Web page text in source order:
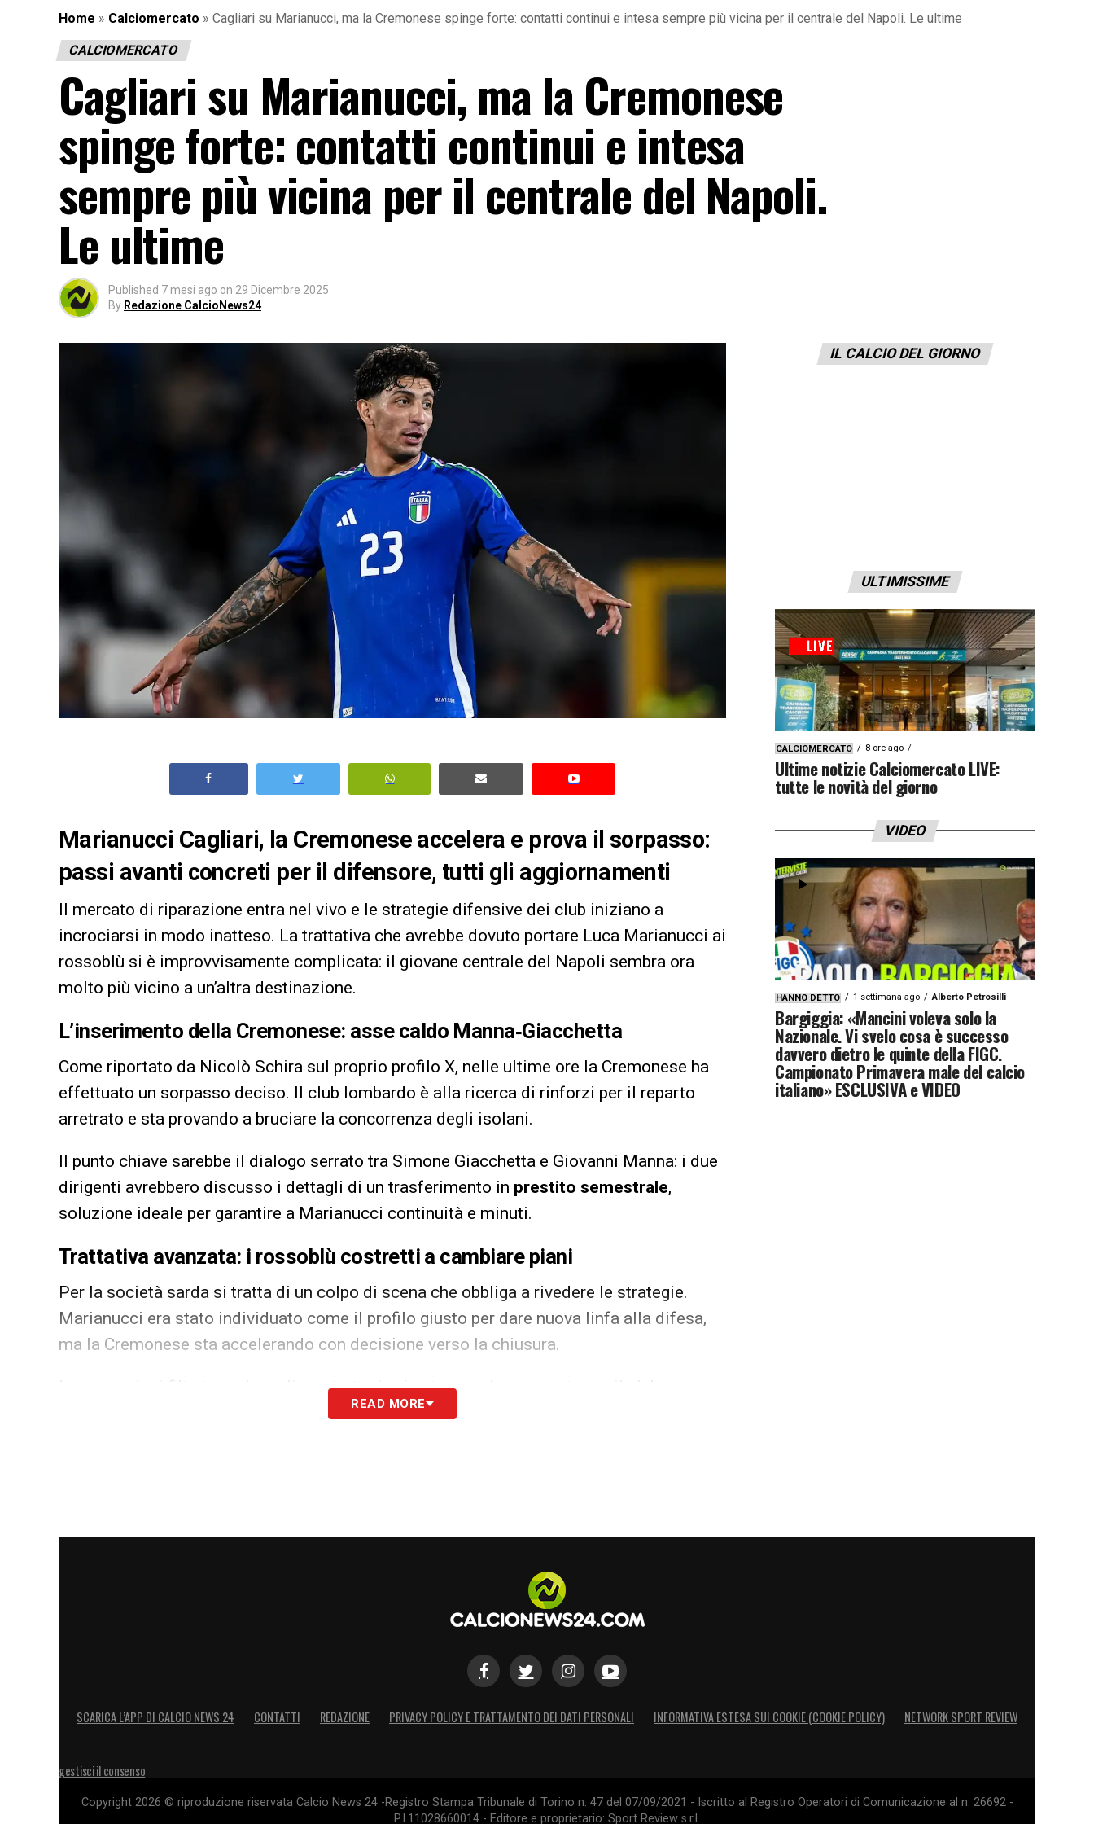
Home » Calciomercato » Cagliari su Marianucci, ma la Cremonese spinge forte: contatti continui e intesa sempre più vicina per il centrale del Napoli. Le ultime
CALCIOMERCATO
Cagliari su Marianucci, ma la Cremonese
spinge forte: contatti continui e intesa
sempre più vicina per il centrale del Napoli.
Le ultime
Published 7 mesi ago on 29 Dicembre 2025
By Redazione CalcioNews24
Marianucci Cagliari, la Cremonese accelera e prova il sorpasso:
passi avanti concreti per il difensore, tutti gli aggiornamenti
Il mercato di riparazione entra nel vivo e le strategie difensive dei club iniziano a
incrociarsi in modo inatteso. La trattativa che avrebbe dovuto portare Luca Marianucci ai
rossoblù si è improvvisamente complicata: il giovane centrale del Napoli sembra ora
molto più vicino a un’altra destinazione.
L’inserimento della Cremonese: asse caldo Manna‑Giacchetta
Come riportato da Nicolò Schira sul proprio profilo X, nelle ultime ore la Cremonese ha
effettuato un sorpasso deciso. Il club lombardo è alla ricerca di rinforzi per il reparto
arretrato e sta provando a bruciare la concorrenza degli isolani.
Il punto chiave sarebbe il dialogo serrato tra Simone Giacchetta e Giovanni Manna: i due
dirigenti avrebbero discusso i dettagli di un trasferimento in prestito semestrale,
soluzione ideale per garantire a Marianucci continuità e minuti.
Trattativa avanzata: i rossoblù costretti a cambiare piani
Per la società sarda si tratta di un colpo di scena che obbliga a rivedere le strategie.
Marianucci era stato individuato come il profilo giusto per dare nuova linfa alla difesa,
ma la Cremonese sta accelerando con decisione verso la chiusura.
Le sensazioni filtrate parlano di una trattativa in stato molto avanzato: tra il club
grigiorosso e il Napoli sarebbe già stata trovata un’intesa sia sul piano tecnico sia su
READ MORE
IL CALCIO DEL GIORNO
ULTIMISSIME
CALCIOMERCATO 8 ore ago
Ultime notizie Calciomercato LIVE:
tutte le novità del giorno
VIDEO
HANNO DETTO 1 settimana ago Alberto Petrosilli
Bargiggia: «Mancini voleva solo la
Nazionale. Vi svelo cosa è successo
davvero dietro le quinte della FIGC.
Campionato Primavera male del calcio
italiano» ESCLUSIVA e VIDEO
SCARICA L’APP DI CALCIO NEWS 24 CONTATTI REDAZIONE PRIVACY POLICY E TRATTAMENTO DEI DATI PERSONALI INFORMATIVA ESTESA SUI COOKIE (COOKIE POLICY) NETWORK SPORT REVIEW
gestisci il consenso
Copyright 2026 © riproduzione riservata Calcio News 24 -Registro Stampa Tribunale di Torino n. 47 del 07/09/2021 - Iscritto al Registro Operatori di Comunicazione al n. 26692 -
P.I.11028660014 - Editore e proprietario: Sport Review s.r.l.